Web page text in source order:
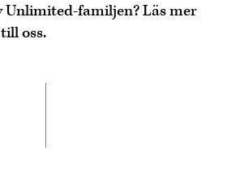
Unlimited-familjen? Läs mer
oss.